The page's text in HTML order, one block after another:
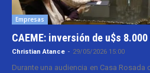
Empresas
CAEME: inversión de u$s
Christian Atance - 29/05/2026 15:00
Durante una audiencia en Casa